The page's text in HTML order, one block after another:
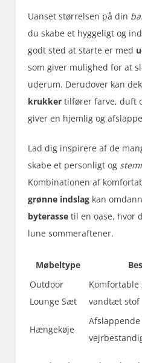
Uanset størrelsen på din
du skabe et hyggeligt og
godt sted at starte er med
som giver mulighed for at
uderum. Derudover kan
krukker tilfører farve, duft
giver en hjemlig og
Lad dig inspirere af de
skabe et personligt og
Kombinationen af
grønne indslag kan
byterasse til en oase, hvor
lune sommeraftener.
Møbeltype
Outdoor
Lounge Sæt
Komfortable
vandtæt stof
Hængekøje